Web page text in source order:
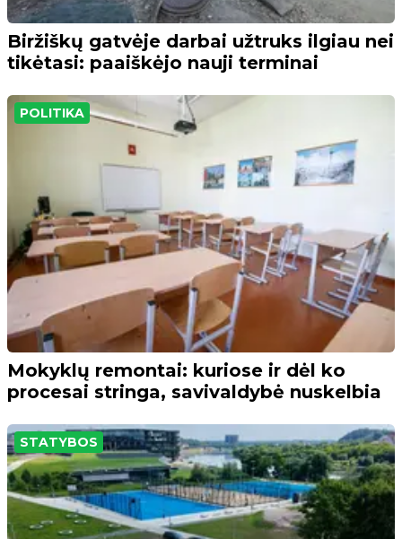
Biržiškų gatvėje darbai užtruks ilgiau nei
tikėtasi: paaiškėjo nauji terminai
POLITIKA
Mokyklų remontai: kuriose ir dėl ko
procesai stringa, savivaldybė nuskelbia
STATYBOS